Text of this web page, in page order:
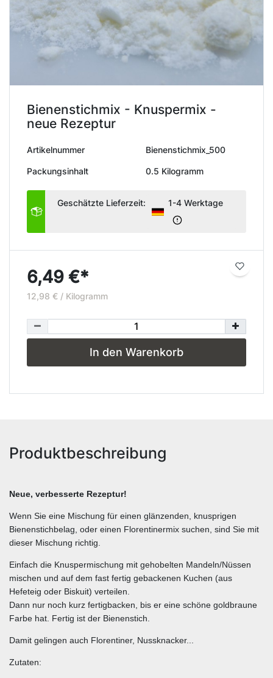
Bienenstichmix - Knuspermix -
neue Rezeptur
Artikelnummer Bienenstichmix_500
Packungsinhalt 0.5 Kilogramm
Geschätzte Lieferzeit: 1-4 Werktage
6,49 €*
12,98 € / Kilogramm
In den Warenkorb
Produktbeschreibung
Neue, verbesserte Rezeptur!
Wenn Sie eine Mischung für einen glänzenden, knusprigen
Bienenstichbelag, oder einen Florentinermix suchen, sind Sie mit
dieser Mischung richtig.
Einfach die Knuspermischung mit gehobelten Mandeln/Nüssen
mischen und auf dem fast fertig gebackenen Kuchen (aus
Hefeteig oder Biskuit) verteilen.
Dann nur noch kurz fertigbacken, bis er eine schöne goldbraune
Farbe hat. Fertig ist der Bienenstich.
Damit gelingen auch Florentiner, Nussknacker...
Zutaten: